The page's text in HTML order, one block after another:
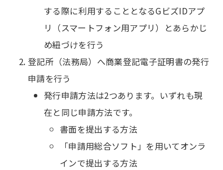
する際に利用することとなるGビズIDアプ
リ（スマートフォン用アプリ）とあらかじ
め紐づけを行う
登記所（法務局）へ商業登記電子証明書の発行
申請を行う
発行申請方法は2つあります。いずれも現
在と同じ申請方法です。
書面を提出する方法
「申請用総合ソフト」を用いてオンラ
インで提出する方法